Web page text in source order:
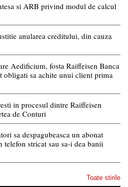
si ARB privind modul de calcul
anularea creditului, din cauza
Aedificium, fosta Raiffeisen Banca
obligati sa achite unui client prima
in procesul dintre Raiffeisen
de Conturi
sa despagubeasca un abonat
telefon stricat sau sa-i dea banii
Toate stirile